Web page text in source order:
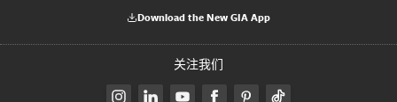
Download the New GIA App
关注我们